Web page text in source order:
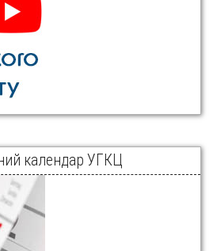
календар УГКЦ